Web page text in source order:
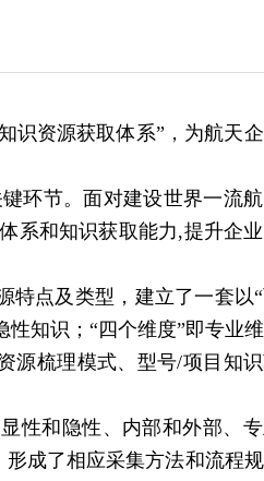
资源获取体系”，为航天
环节。面对建设世界一流
系和知识获取能力,提升企
点及类型，建立了一套以
知识；“四个维度”即专业
源梳理模式、型号/项目知
性和隐性、内部和外部、
成了相应采集方法和流程